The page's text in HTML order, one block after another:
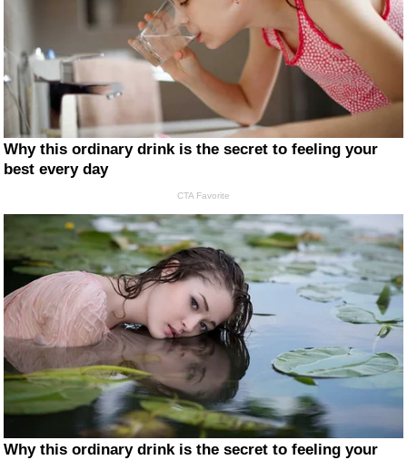
Why this ordinary drink is the secret to feeling your
best every day
CTA Favorite
Why this ordinary drink is the secret to feeling your